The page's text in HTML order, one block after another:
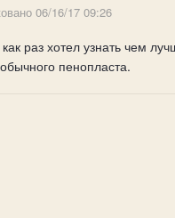
06/16/17 09:26
как раз хотел узнать чем
пенопласта.